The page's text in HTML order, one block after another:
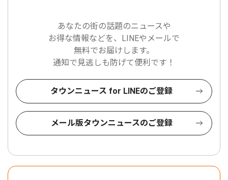
あなたの街の話題のニュースや
お得な情報などを、LINEやメールで
無料でお届けします。
通知で見逃しも防げて便利です！
タウンニュース for LINEのご登録
メール版タウンニュースのご登録